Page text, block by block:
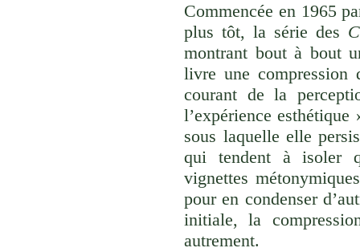
Commencée en 1965
plus tôt, la série des
montrant bout à bout
livre une compression
courant de la
l’expérience
sous laquelle elle
qui tendent à isoler
vignettes
pour en condenser
initiale, la
autrement.